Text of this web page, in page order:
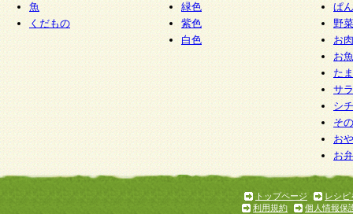
報の利用目的の通知・開示・内容の訂正・追加
停止・消去及び第三者への提供の禁止（以下、
といいます。）に応じます。
開示等に応じる窓口は以下になります。
ぱくすく食堂個人情報お客様相談窓口 paku-
m
個人情報を与えることは任意ですが、個人情報
意をいただけない場合には、当社のサービスの
お問い合わせ・ご相談への対応ができない場合
魚
くだもの
緑色
紫色
白色
ぱん
野
お
お
た
サ
シ
そ
お
お
トップページ
レシピ
利用規約
個人情報保